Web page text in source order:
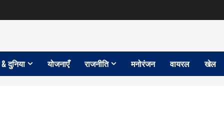
दुनिया योजनाएँ राजनीति मनोरंजन वायरल खेल